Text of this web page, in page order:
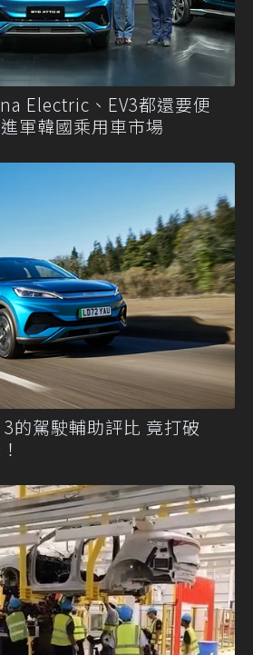
Electric、EV3都還要便
軍韓國乘用車市場
的駕駛輔助評比 竟打破